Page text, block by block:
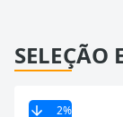
SELEÇÃO
2%